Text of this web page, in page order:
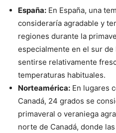
España: En España, una
consideraría agradable y
regiones durante la
especialmente en el sur
sentirse relativamente
temperaturas habituales.
Norteamérica: En lugares
Canadá, 24 grados se
primaveral o veraniega
norte de Canadá, donde